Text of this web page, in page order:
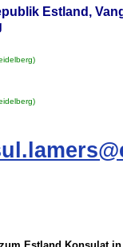
Estland,